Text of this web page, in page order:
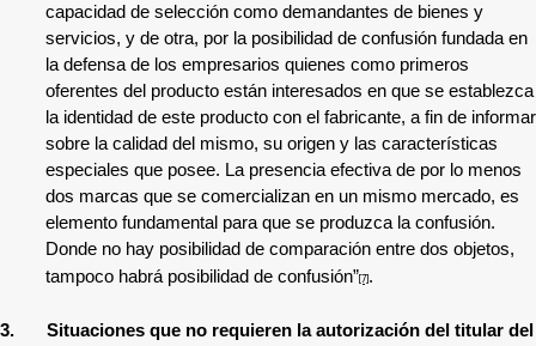
capacidad de selección como demandantes de bienes y
servicios, y de otra, por la posibilidad de confusión fundada en
la defensa de los empresarios quienes como primeros
oferentes del producto están interesados en que se establezca
la identidad de este producto con el fabricante, a fin de informar
sobre la calidad del mismo, su origen y las características
especiales que posee. La presencia efectiva de por lo menos
dos marcas que se comercializan en un mismo mercado, es
elemento fundamental para que se produzca la confusión.
Donde no hay posibilidad de comparación entre dos objetos,
tampoco habrá posibilidad de confusión”[7].
3.
Situaciones que no requieren la autorización del titular del